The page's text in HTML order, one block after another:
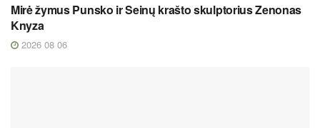
Mirė žymus Punsko ir Seinų krašto skulptorius Zenonas
Knyza
2026 08 06